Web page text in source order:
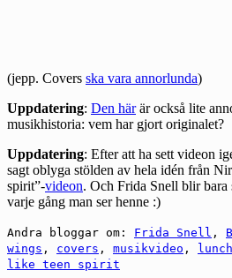
(jepp. Covers ska vara annorlunda)
Uppdatering: Den härär också lite
musikhistoria: vem har gjort originalet?
Uppdatering: Efter att ha sett videon
sagt oblyga stölden av hela idén från
spirit”-videon. Och Frida Snell blir bara
varje gång man ser henne :)
Andra bloggar om: Frida Snell ,
wings , covers , musikvideo ,
like teen spirit